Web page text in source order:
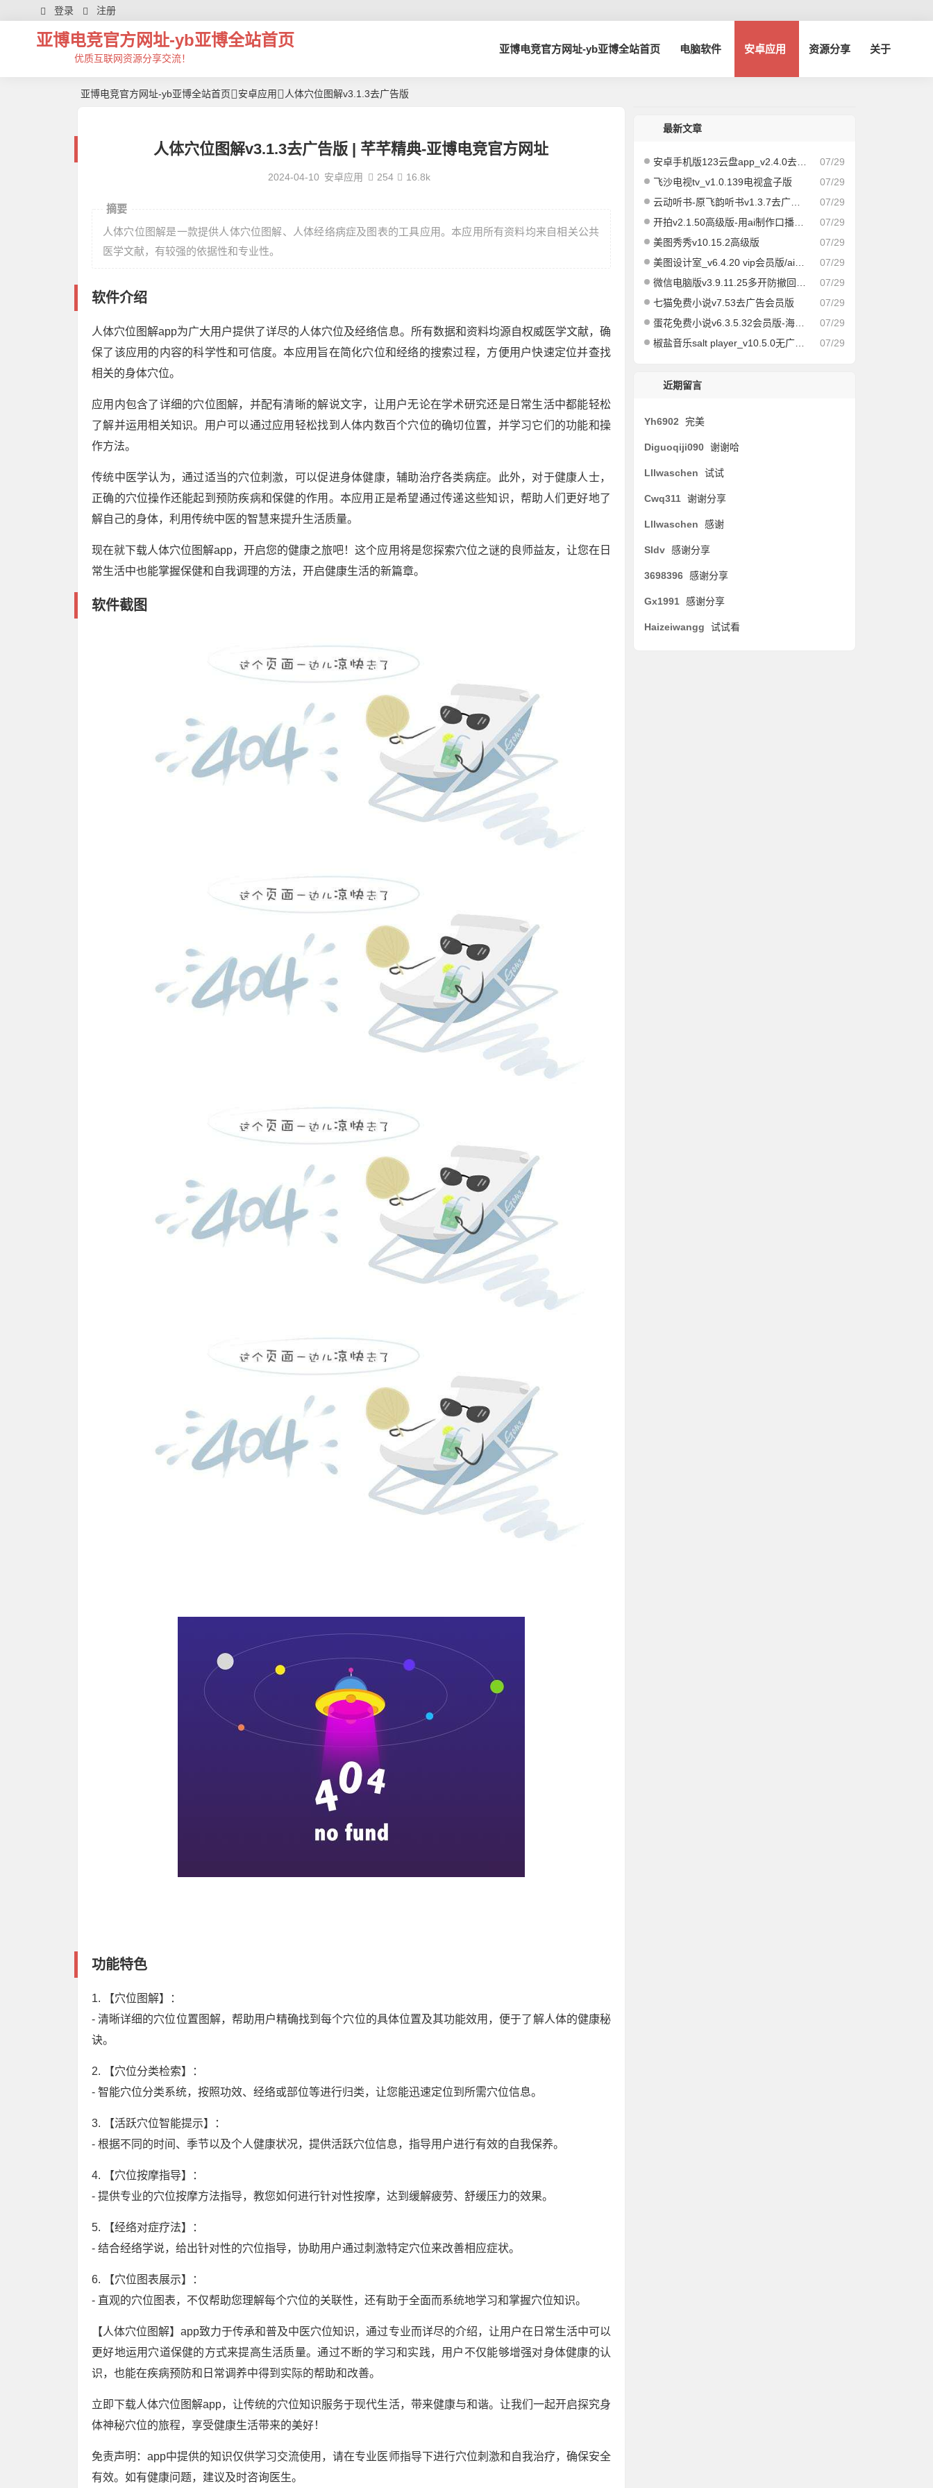
登录 注册
亚博电竞官方网址-yb亚博全站首页
优质互联网资源分享交流！
亚博电竞官方网址-yb亚博全站首页 电脑软件 安卓应用 资源分享 关于
亚博电竞官方网址-yb亚博全站首页 安卓应用 人体穴位图解v3.1.3去广告版
人体穴位图解v3.1.3去广告版 | 芊芊精典-亚博电竞官方网址
2024-04-10 安卓应用 254 16.8k
摘要
人体穴位图解是一款提供人体穴位图解、人体经络病症及图表的工具应用。本应用所有资料均来自相关公共
医学文献，有较强的依据性和专业性。
软件介绍
人体穴位图解app为广大用户提供了详尽的人体穴位及经络信息。所有数据和资料均源自权威医学文献，确
保了该应用的内容的科学性和可信度。本应用旨在简化穴位和经络的搜索过程，方便用户快速定位并查找
相关的身体穴位。
应用内包含了详细的穴位图解，并配有清晰的解说文字，让用户无论在学术研究还是日常生活中都能轻松
了解并运用相关知识。用户可以通过应用轻松找到人体内数百个穴位的确切位置，并学习它们的功能和操
作方法。
传统中医学认为，通过适当的穴位刺激，可以促进身体健康，辅助治疗各类病症。此外，对于健康人士，
正确的穴位操作还能起到预防疾病和保健的作用。本应用正是希望通过传递这些知识，帮助人们更好地了
解自己的身体，利用传统中医的智慧来提升生活质量。
现在就下载人体穴位图解app，开启您的健康之旅吧！这个应用将是您探索穴位之谜的良师益友，让您在日
常生活中也能掌握保健和自我调理的方法，开启健康生活的新篇章。
软件截图
功能特色
1. 【穴位图解】：
- 清晰详细的穴位位置图解，帮助用户精确找到每个穴位的具体位置及其功能效用，便于了解人体的健康秘
诀。
2. 【穴位分类检索】：
- 智能穴位分类系统，按照功效、经络或部位等进行归类，让您能迅速定位到所需穴位信息。
3. 【活跃穴位智能提示】：
- 根据不同的时间、季节以及个人健康状况，提供活跃穴位信息，指导用户进行有效的自我保养。
4. 【穴位按摩指导】：
- 提供专业的穴位按摩方法指导，教您如何进行针对性按摩，达到缓解疲劳、舒缓压力的效果。
5. 【经络对症疗法】：
- 结合经络学说，给出针对性的穴位指导，协助用户通过刺激特定穴位来改善相应症状。
6. 【穴位图表展示】：
- 直观的穴位图表，不仅帮助您理解每个穴位的关联性，还有助于全面而系统地学习和掌握穴位知识。
【人体穴位图解】app致力于传承和普及中医穴位知识，通过专业而详尽的介绍，让用户在日常生活中可以
更好地运用穴道保健的方式来提高生活质量。通过不断的学习和实践，用户不仅能够增强对身体健康的认
识，也能在疾病预防和日常调养中得到实际的帮助和改善。
立即下载人体穴位图解app，让传统的穴位知识服务于现代生活，带来健康与和谐。让我们一起开启探究身
体神秘穴位的旅程，享受健康生活带来的美好！
免责声明：app中提供的知识仅供学习交流使用，请在专业医师指导下进行穴位刺激和自我治疗，确保安全
有效。如有健康问题，建议及时咨询医生。
最新文章
07/29
安卓手机版123云盘app_v2.4.0去广告版
07/29
飞沙电视tv_v1.0.139电视盒子版
07/29
云动听书-原飞韵听书v1.3.7去广告纯净版/海量资源
07/29
开拍v2.1.50高级版-用ai制作口播视频
07/29
美图秀秀v10.15.2高级版
07/29
美图设计室_v6.4.20 vip会员版/ai作图海报编辑
07/29
微信电脑版v3.9.11.25多开防撤回绿色版
07/29
七猫免费小说v7.53去广告会员版
07/29
蛋花免费小说v6.3.5.32会员版-海量免费小说有声小说阅读听书
07/29
椒盐音乐salt player_v10.5.0无广告纯净版
近期留言
Yh6902 完美
Diguoqiji090 谢谢哈
Lllwaschen 试试
Cwq311 谢谢分享
Lllwaschen 感谢
Sldv 感谢分享
3698396 感谢分享
Gx1991 感谢分享
Haizeiwangg 试试看